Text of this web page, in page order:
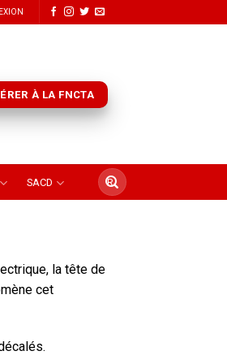
À LA FNCTA
SACD
la tête de
cet